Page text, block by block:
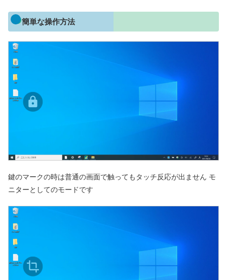
簡単な操作方法
鍵のマークの時は普通の画面で触ってもタッチ反応が出ません モ
ニターとしてのモードです